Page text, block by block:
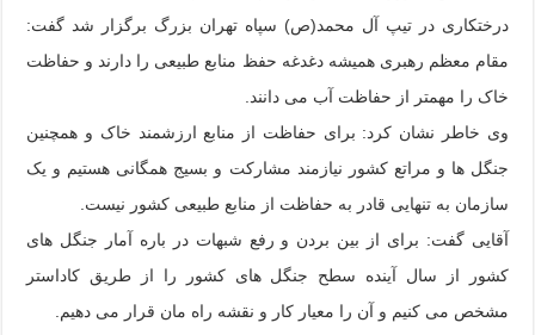
درختکاری در تیپ آل محمد(ص) سپاه تهران بزرگ برگزار شد گفت:
مقام معظم رهبری همیشه دغدغه حفظ منابع طبیعی را دارند و حفاظت
خاک را مهمتر از حفاظت آب می دانند.
وی خاطر نشان کرد: برای حفاظت از منابع ارزشمند خاک و همچنین
جنگل ها و مراتع کشور نیازمند مشارکت و بسیج همگانی هستیم و یک
سازمان به تنهایی قادر به حفاظت از منابع طبیعی کشور نیست.
آقایی گفت: برای از بین بردن و رفع شبهات در باره آمار جنگل های
کشور از سال آینده سطح جنگل های کشور را از طریق کاداستر
مشخص می کنیم و آن را معیار کار و نقشه راه مان قرار می دهیم.